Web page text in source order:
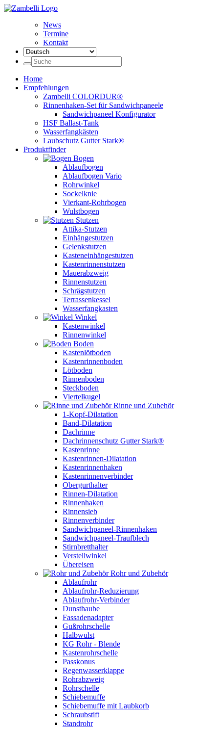
News
Termine
Kontakt
Home
Empfehlungen
Zambelli COLORDUR®
Rinnenhaken-Set für Sandwichpaneele
Sandwichpaneel Konfigurator
HSF Ballast-Tank
Wasserfangkästen
Laubschutz Gutter Stark®
Produktfinder
Bogen
Ablaufbogen
Ablaufbogen Vario
Rohrwinkel
Sockelknie
Vierkant-Rohrbogen
Wulstbogen
Stutzen
Attika-Stutzen
Einhängestutzen
Gelenkstutzen
Kasteneinhängestutzen
Kastenrinnenstutzen
Mauerabzweig
Rinnenstutzen
Schrägstutzen
Terrassenkessel
Wasserfangkasten
Winkel
Kastenwinkel
Rinnenwinkel
Boden
Kastenlötboden
Kastenrinnenboden
Lötboden
Rinnenboden
Steckboden
Viertelkugel
Rinne und Zubehör
1-Kopf-Dilatation
Band-Dilatation
Dachrinne
Dachrinnenschutz Gutter Stark®
Kastenrinne
Kastenrinnen-Dilatation
Kastenrinnenhaken
Kastenrinnenverbinder
Obergurthalter
Rinnen-Dilatation
Rinnenhaken
Rinnensieb
Rinnenverbinder
Sandwichpaneel-Rinnenhaken
Sandwichpaneel-Traufblech
Stirnbretthalter
Verstellwinkel
Übereisen
Rohr und Zubehör
Ablaufrohr
Ablaufrohr-Reduzierung
Ablaufrohr-Verbinder
Dunsthaube
Fassadenadapter
Gußrohrschelle
Halbwulst
KG Rohr - Blende
Kastenrohrschelle
Passkonus
Regenwasserklappe
Rohrabzweig
Rohrschelle
Schiebemuffe
Schiebemuffe mit Laubkorb
Schraubstift
Standrohr